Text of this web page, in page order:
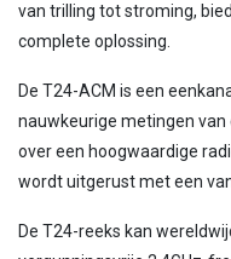
van trilling tot stroming,
complete oplossing.
De T24-ACM is een
nauwkeurige metingen van
over een hoogwaardige
wordt uitgerust met een
De T24-reeks kan